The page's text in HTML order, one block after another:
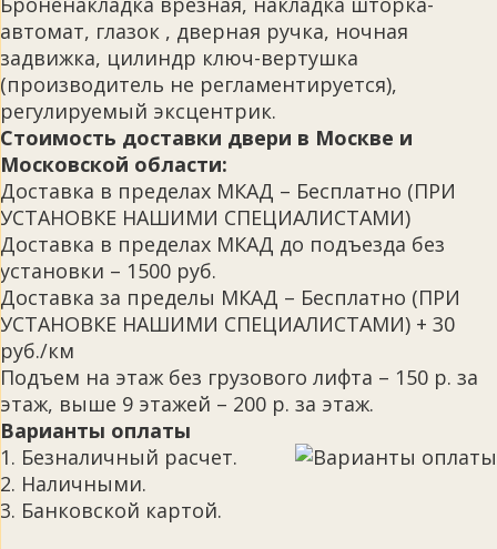
автомат, глазок , дверная ручка, ночная
задвижка, цилиндр ключ-вертушка
(производитель не регламентируется),
регулируемый эксцентрик.
Стоимость доставки двери в Москве и
Московской области:
Доставка в пределах МКАД – Бесплатно (ПРИ
УСТАНОВКЕ НАШИМИ СПЕЦИАЛИСТАМИ)
Доставка в пределах МКАД до подъезда без
установки – 1500 руб.
Доставка за пределы МКАД – Бесплатно (ПРИ
УСТАНОВКЕ НАШИМИ СПЕЦИАЛИСТАМИ) + 30
руб./км
Подъем на этаж без грузового лифта – 150 р. за
этаж, выше 9 этажей – 200 р. за этаж.
Варианты оплаты
1. Безналичный расчет.
2. Наличными.
3. Банковской картой.